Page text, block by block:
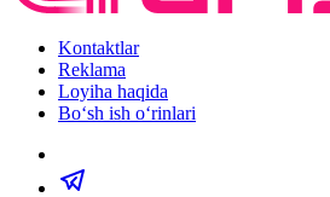
Kontaktlar
Reklama
Loyiha haqida
Bo‘sh ish o‘rinlari